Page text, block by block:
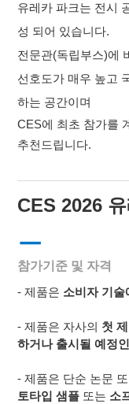
유레카 파크는 전시
성 되어 있습니다.
전문관(독립부스)에
선호도가 매우 높고
하는 공간이며
CES에 최초 참가를
추천드립니다.
CES 2026
ㅡ
참가기준 및 자격
- 제품은 소비자 기술
- 제품은 자사의 첫
하거나 출시될 예정
- 제품은 단순 논문
토타입 샘플또는 소